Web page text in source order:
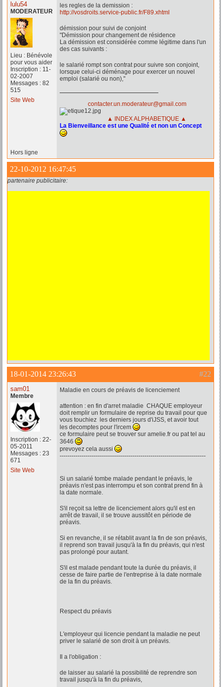
lulu54
MODERATEUR
Lieu : Bénévole
pour vous aider
Inscription : 11-
02-2007
Messages : 82
515
Site Web
les regles de la demission :
http://vosdroits.service-public.fr/F89.xhtml
démission pour suivi de conjoint
"Démission pour changement de résidence
La démission est considérée comme légitime dans l'un
des cas suivants :
le salarié rompt son contrat pour suivre son conjoint,
lorsque celui-ci déménage pour exercer un nouvel
emploi (salarié ou non),"
contacter.un.moderateur@gmail.com
▲ INDEX ALPHABETIQUE ▲
La Bienveillance est une Qualité et non un Concept
Hors ligne
22-10-2012 16:47:45
partenaire publicitaire:
#22
18-01-2014 23:26:43
sam01
Membre
Inscription : 22-
05-2011
Messages : 23
671
Site Web
Maladie en cours de préavis de licenciement
attention : en fin d'arret maladie CHAQUE employeur
doit remplir un formulaire de reprise du travail pour que
vous touchiez les derniers jours d'iJSS, et avoir tout
les decomptes pour l'ircem
ce formulaire peut se trouver sur amelie.fr ou pat tel au
3646
prevoyez cela aussi
--------------------------------------------------------------------------
Si un salarié tombe malade pendant le préavis, le
préavis n'est pas interrompu et son contrat prend fin à
la date normale.
S'il reçoit sa lettre de licenciement alors qu'il est en
arrêt de travail, il se trouve aussitôt en période de
préavis.
Si en revanche, il se rétablit avant la fin de son préavis,
il reprend son travail jusqu'à la fin du préavis, qui n'est
pas prolongé pour autant.
S'il est malade pendant toute la durée du préavis, il
cesse de faire partie de l'entreprise à la date normale
de la fin du préavis.
Respect du préavis
L'employeur qui licencie pendant la maladie ne peut
priver le salarié de son droit à un préavis.
Il a l'obligation :
de laisser au salarié la possibilité de reprendre son
travail jusqu'à la fin du préavis,